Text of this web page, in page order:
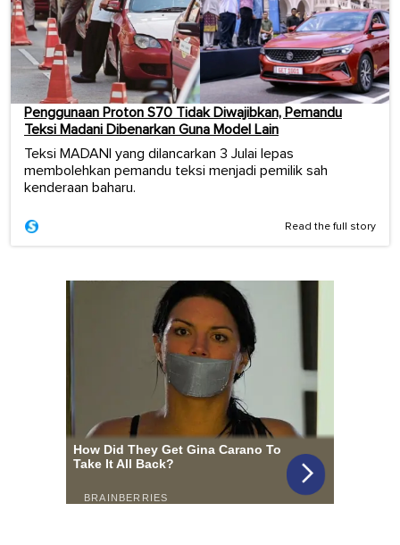
Penggunaan Proton S70 Tidak Diwajibkan, Pemandu
Teksi Madani Dibenarkan Guna Model Lain
Teksi MADANI yang dilancarkan 3 Julai lepas
membolehkan pemandu teksi menjadi pemilik sah
kenderaan baharu.
Read the full story